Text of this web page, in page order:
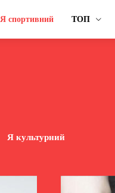
Я спортивний ТОП
Я культурний